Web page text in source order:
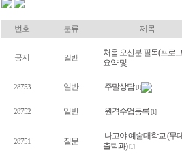
번호 분류 제목
공지 일반
처음 오신분 필독(프로
요약 및...
28753 일반 주말상담 [1]
28752 일반 원격수업등록 [1]
28751 질문
나고야 예술대학교 (무
출학과) [1]